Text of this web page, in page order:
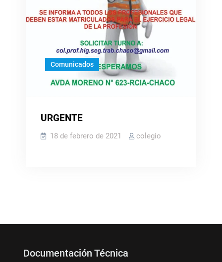
Comunicados
URGENTE
18 de febrero de 2021 colegio
Documentación Técnica